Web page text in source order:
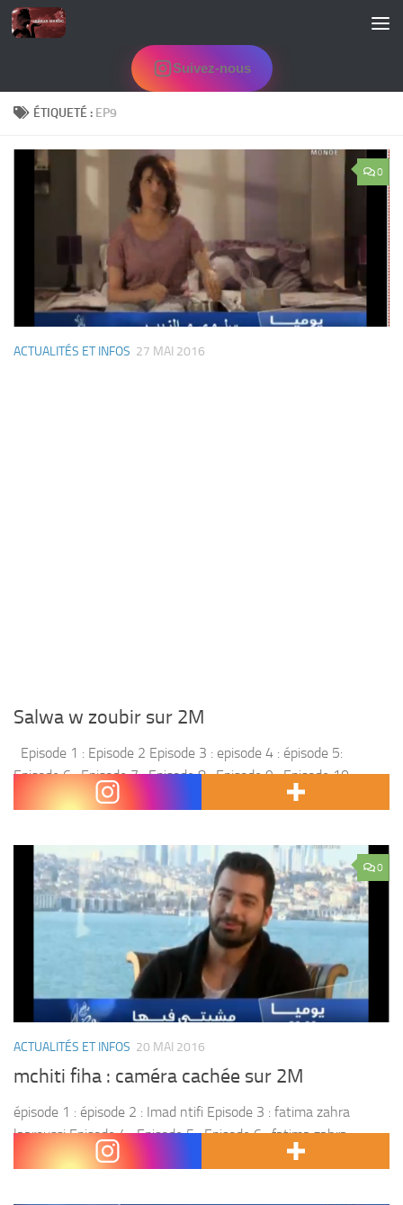
Skip to content
Suivez-nous
ÉTIQUETÉ : EP9
0
ACTUALITÉS ET INFOS 27 MAI 2016
Salwa w zoubir sur 2M
Episode 1 : Episode 2 Episode 3 : episode 4 : épisode 5:
Episode 6 : Episode 7 : Episode 8 : Episode 9 : Episode 10 :
Episode 11 : episode 12...
0
ACTUALITÉS ET INFOS 20 MAI 2016
mchiti fiha : caméra cachée sur 2M
épisode 1 : épisode 2 : Imad ntifi Episode 3 : fatima zahra
laaroussi Episode 4 : Episode 5 : Episode 6 : fatima zahra
benasser Episode 7 : samid ghilan Episode 8 :...